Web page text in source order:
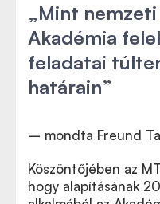
„Mint
Akadémia
feladatai
határain”
– mondta Freund
Köszöntőjében az
hogy alapításának